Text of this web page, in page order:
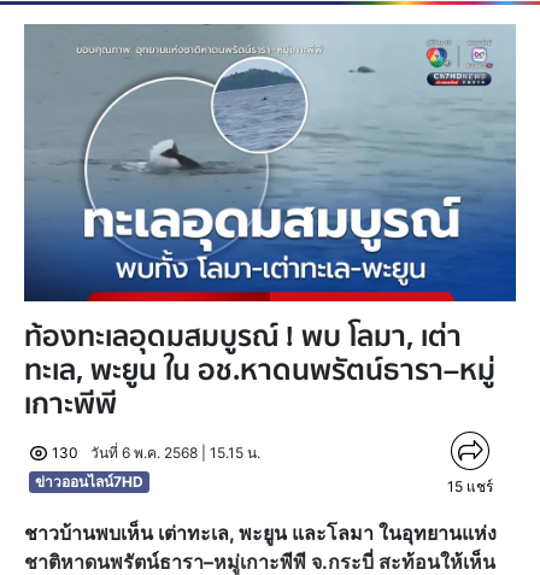
ท้องทะเลอุดมสมบูรณ์ ! พบ โลมา, เต่า
ทะเล, พะยูน ใน อช.หาดนพรัตน์ธารา–หมู่
เกาะพีพี
130
วันที่ 6 พ.ค. 2568 | 15.15 น.
ข่าวออนไลน์7HD
15 แชร์
ชาวบ้านพบเห็น เต่าทะเล, พะยูน และโลมา ในอุทยานแห่ง
ชาติหาดนพรัตน์ธารา–หมู่เกาะพีพี จ.กระบี่ สะท้อนให้เห็น